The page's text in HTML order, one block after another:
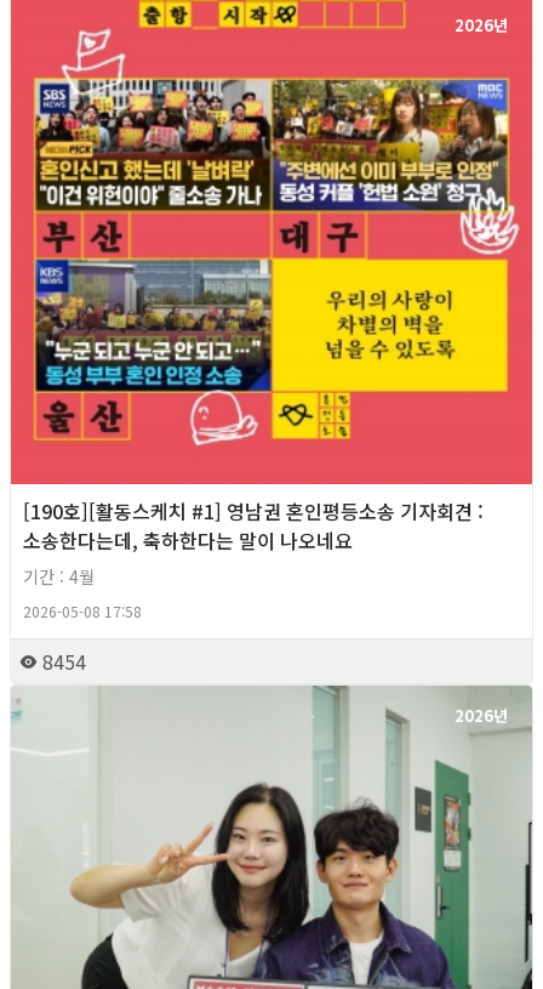
2026년
[190호][활동스케치 #1] 영남권 혼인평등소송 기자회견​ :
소송한다는데, 축하한다는 말이 나오네요
기간 : 4월
2026-05-08 17:58
8454
2026년